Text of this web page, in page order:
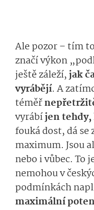
Ale pozor – tím
značí výkon
ještě záleží, jak
vyrábějí. A
téměř
vyrábíjen
fouká dost, dá
maximum. Jsou
nebo i vůbec. To
nemohou v
podmínkách
maximální